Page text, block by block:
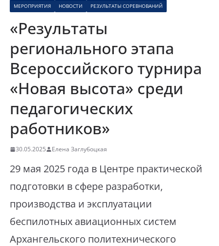
МЕРОПРИЯТИЯ НОВОСТИ РЕЗУЛЬТАТЫ СОРЕВНОВАНИЙ
«Результаты
регионального этапа
Всероссийского турнира
«Новая высота» среди
педагогических
работников»
30.05.2025 Елена Заглубоцкая
29 мая 2025 года в Центре практической
подготовки в сфере разработки,
производства и эксплуатации
беспилотных авиационных систем
Архангельского политехнического